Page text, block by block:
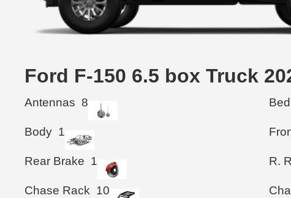
Ford F-150 6.5 box Truck
Antennas 8
Body 1
Rear Brake 1 R.
Chase Rack 10